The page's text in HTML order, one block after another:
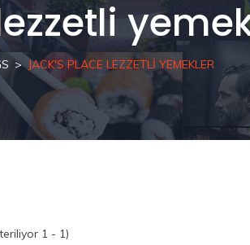
JACK'S PLACE LEZZETLI YEMEKLER
1 - 1)